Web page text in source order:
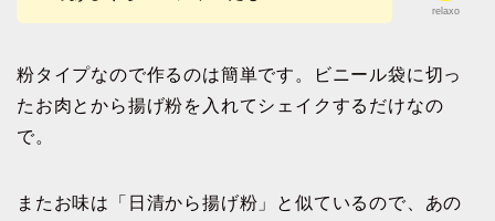
relaxo
粉タイプなので作るのは簡単です。ビニール袋に切っ
たお肉とから揚げ粉を入れてシェイクするだけなの
で。
またお味は「日清から揚げ粉」と似ているので、あの